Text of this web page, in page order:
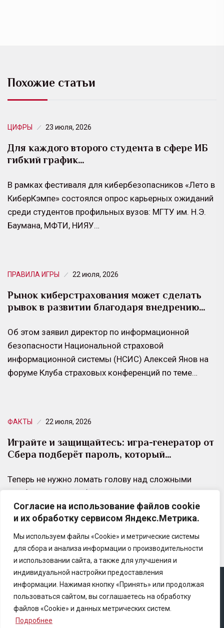
Согласие на использование файлов cookie
и их обработку сервисом Яндекс.Метрика.
Мы используем файлы «Cookie» и метрические системы
для сбора и анализа информации о производительности
и использовании сайта, а также для улучшения и
индивидуальной настройки предоставления
информации. Нажимая кнопку «Принять» или продолжая
пользоваться сайтом, вы соглашаетесь на обработку
файлов «Cookie» и данных метрических систем.
Подробнее
Похожие статьи
ЦИФРЫ 23 июля, 2026
Для каждого второго студента в сфере ИБ
гибкий график…
В рамках фестиваля для кибербезопасников «Лето в
КиберКэмпе» состоялся опрос карьерных ожиданий
среди студентов профильных вузов: МГТУ им. Н.Э.
Баумана, МФТИ, НИЯУ…
ПРАВИЛА ИГРЫ 22 июля, 2026
Рынок киберстрахования может сделать
рывок в развитии благодаря внедрению…
Об этом заявил директор по информационной
безопасности Национальной страховой
информационной системы (НСИС) Алексей Янов на
форуме Клуба страховых конференций по теме…
ФАКТЫ 22 июля, 2026
Играйте и защищайтесь: игра-генератор от
Сбера подберёт пароль, который…
Теперь не нужно ломать голову над сложными
комбинациями, чтобы создать надёжный пароль. На
портале по киберграмотности «Кибрарий» в разделе
«Памятки» появилась…
Copyright © 2025 Ассоциация «Некоммерческого
партнерство содействия развитию страхового рынка
«Центр страховой безопасности»